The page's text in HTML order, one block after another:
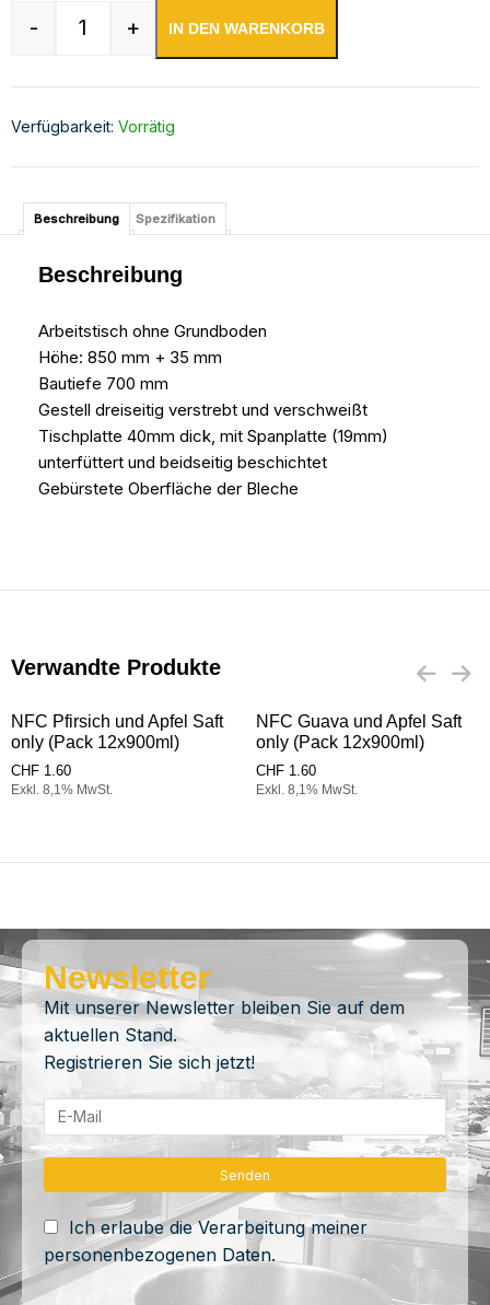
Edelstahl Arbeitstisch verschweißt | Bautiefe
- + IN DEN WARENKORB
Verfügbarkeit: Vorrätig
Beschreibung Spezifikation
Beschreibung
Arbeitstisch ohne Grundboden
Höhe: 850 mm + 35 mm
Bautiefe 700 mm
Gestell dreiseitig verstrebt und verschweißt
Tischplatte 40mm dick, mit Spanplatte (19mm)
unterfüttert und beidseitig beschichtet
Gebürstete Oberfläche der Bleche
Verwandte Produkte
NFC Pfirsich und Apfel Saft
only (Pack 12x900ml)
CHF 1.60
Exkl. 8,1% MwSt.
NFC Guava und Apfel Saft
only (Pack 12x900ml)
CHF 1.60
Exkl. 8,1% MwSt.
Newsletter
Mit unserer Newsletter bleiben Sie auf dem
aktuellen Stand.
Registrieren Sie sich jetzt!
Ich erlaube die Verarbeitung meiner
personenbezogenen Daten.